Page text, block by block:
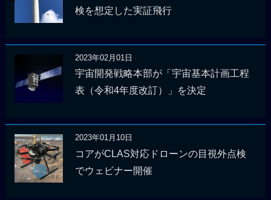
検を想定した実証飛行
2023年02月01日
宇宙開発戦略本部が「宇宙基本計画工程
表（令和4年度改訂）」を決定
2023年01月10日
コアがCLAS対応ドローンの目視外点検
でウェビナー開催